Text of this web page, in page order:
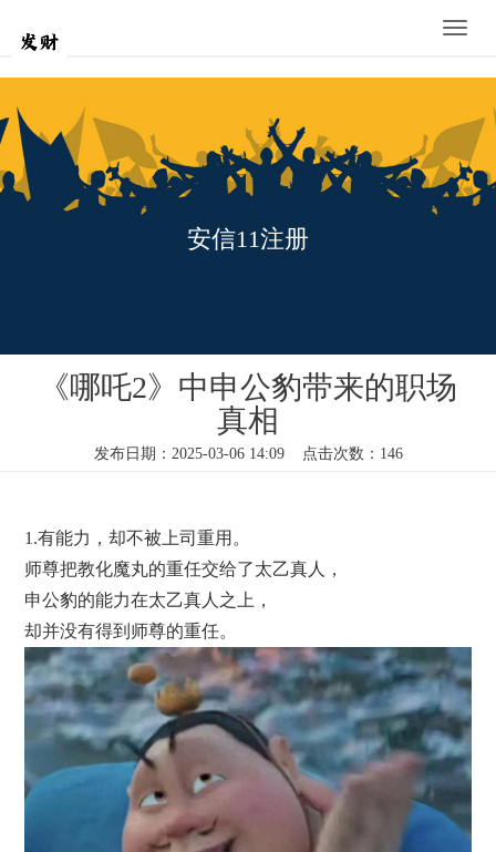
Toggle
安信11注册
《哪吒2》中申公豹带来的职场
真相
发布日期：2025-03-06 14:09 点击次数：146
1.有能力，却不被上司重用。
师尊把教化魔丸的重任交给了太乙真人，
申公豹的能力在太乙真人之上，
却并没有得到师尊的重任。